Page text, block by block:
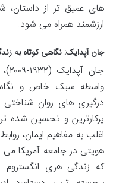
های عمیق تر از
ارزشمند همراه می شود.
جان آپدایک: نگاهی کوتاه به
واسطه سبک خاص و نگاه
درگیری های روان
پرکارترین و تحسین شده
اغلب به مفاهیم ایمان،
هویتی در جامعه آمریکا
که زندگی هری